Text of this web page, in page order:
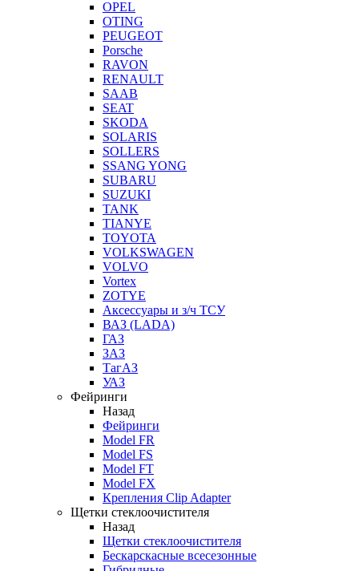
OPEL
OTING
PEUGEOT
Porsche
RAVON
RENAULT
SAAB
SEAT
SKODA
SOLARIS
SOLLERS
SSANG YONG
SUBARU
SUZUKI
TANK
TIANYE
TOYOTA
VOLKSWAGEN
VOLVO
Vortex
ZOTYE
Аксессуары и з/ч ТСУ
ВАЗ (LADA)
ГАЗ
ЗАЗ
ТагАЗ
УАЗ
Фейринги
Назад
Фейринги
Model FR
Model FS
Model FT
Model FX
Крепления Clip Adapter
Щетки стеклоочистителя
Назад
Щетки стеклоочистителя
Бескарскасные всесезонные